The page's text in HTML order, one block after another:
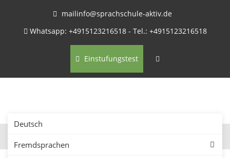
mailinfo@sprachschule-aktiv.de
Whatsapp: +4915123216518 - Tel.: +4915123216518
Einstufungstest
Deutsch
Fremdsprachen